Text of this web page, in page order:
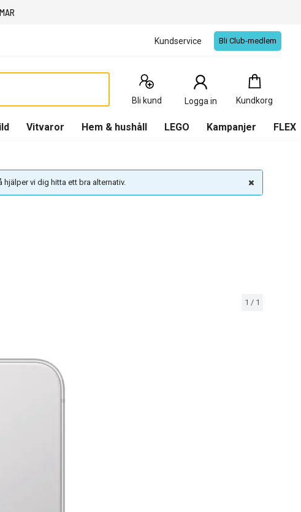
Kundservice Bli Club-medlem
Bli kund Logga in Kundkorg
Kundkorg
0
Produkter
Vitvaror Hem & hushåll LEGO Kampanjer FLEX
hjälper vi dig hitta ett bra alternativ.
1 / 1